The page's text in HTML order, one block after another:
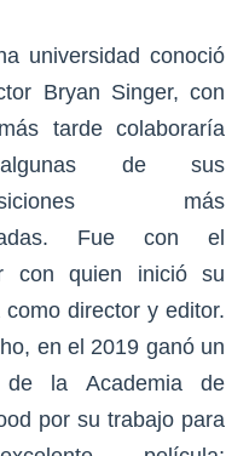
universidad conoció
Bryan Singer, con
tarde colaboraría
de sus
más
Fue con el
con quien inició su
como director y editor.
en el 2019 ganó un
de la Academia de
por su trabajo para